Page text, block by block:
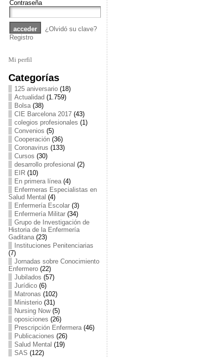
Contraseña
¿Olvidó su clave?
Registro
Mi perfil
Categorías
125 aniversario(18)
Actualidad (1.759)
Bolsa(38)
CIE Barcelona 2017(43)
colegios profesionales (1)
Convenios (5)
Cooperación(36)
Coronavirus (133)
Cursos (30)
desarrollo profesional (2)
EIR(10)
En primera línea(4)
Enfermeras Especialistas en
Salud Mental (4)
Enfermería Escolar(3)
Enfermería Militar(34)
Grupo de Investigación de
Historia de la Enfermería
Gaditana(23)
Instituciones Penitenciarias
(7)
Jornadas sobre Conocimiento
Enfermero(22)
Jubilados (57)
Jurídico(6)
Matronas (102)
Ministerio(31)
Nursing Now(5)
oposiciones (26)
Prescripción Enfermera(46)
Publicaciones (26)
Salud Mental (19)
SAS (122)